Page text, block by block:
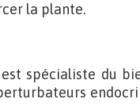
la plante.
spécialiste du